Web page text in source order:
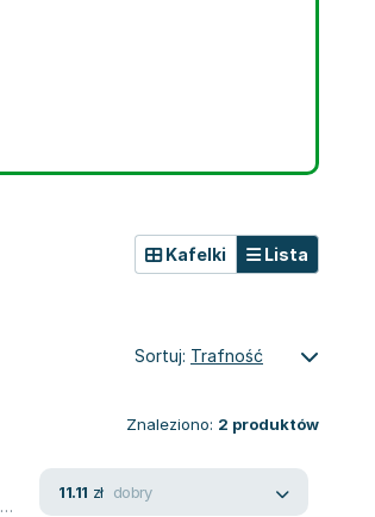
Kafelki Lista
Sortuj: Trafność
Znaleziono: 2 produktów
Ewa Stańczyk-Hugiet Mieczysław Morawski
11.11 zł dobry